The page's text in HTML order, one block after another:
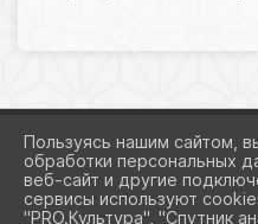
2026 Г. ADMROGOVSKAYA.RU
ВХОД
Пользуясь нашим сайтом,
обработки персональных
веб-сайт и другие
сервисы используют
"PRO.Культура", "Спутник